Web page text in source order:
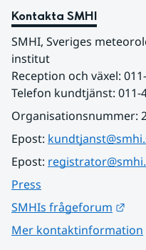
Kontakta SMHI
SMHI, Sveriges
institut
Reception och växel:
Telefon kundtjänst: 011-
Organisationsnummer:
Epost:
Epost:
Press
SMHIs frågeforum
Mer kontaktinformation